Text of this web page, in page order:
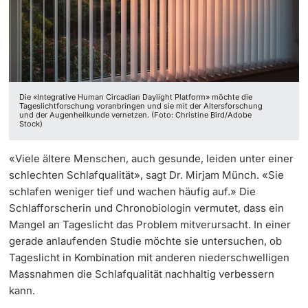
Dozierende
weitere Informationen
‡ ‡ ‡ ‡ ‡ ‡ ‡ ‡ ‡ ‡ ‡ ‡
Ukraine
Die «Integrative Human Circadian Daylight Platform» möchte die
Tageslichtforschung voranbringen und sie mit der Altersforschung
und der Augenheilkunde vernetzen. (Foto: Christine Bird/Adobe
Stock)
«Viele ältere Menschen, auch gesunde, leiden unter einer
schlechten Schlafqualität», sagt Dr. Mirjam Münch. «Sie
schlafen weniger tief und wachen häufig auf.» Die
Schlafforscherin und Chronobiologin vermutet, dass ein
Mangel an Tageslicht das Problem mitverursacht. In einer
gerade anlaufenden Studie möchte sie untersuchen, ob
Tageslicht in Kombination mit anderen niederschwelligen
Massnahmen die Schlafqualität nachhaltig verbessern
kann.